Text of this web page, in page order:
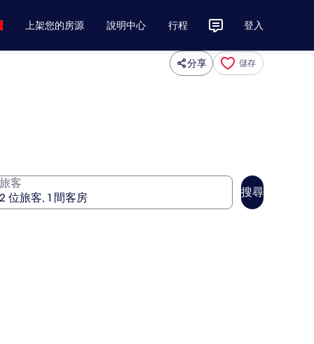
上架您的房源 說明中心 行程 登入
分享 儲存
旅客
搜尋